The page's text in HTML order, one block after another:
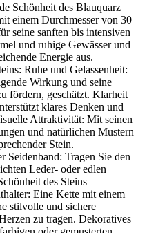
Schönheit des Blauquarz
einem Durchmesser von 30
seine sanften bis intensiven
und ruhige Gewässer und
Energie aus.
Ruhe und Gelassenheit:
Wirkung und seine
fördern, geschätzt. Klarheit
klares Denken und
Attraktivität: Mit seinen
und natürlichen Mustern
Stein.
Seidenband: Tragen Sie den
Leder- oder edlen
des Steins
Eine Kette mit einem
stilvolle und sichere
zu tragen. Dekoratives